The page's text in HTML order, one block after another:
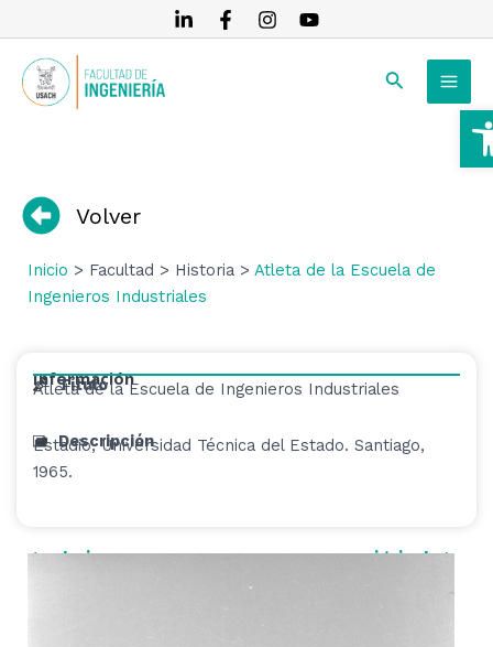
al
contenido
Buscar
Volver
Inicio > Facultad > Historia > Atleta de la Escuela de
Ingenieros Industriales
Información
Título
Atleta de la Escuela de Ingenieros Industriales
Descripción
Estadio, Universidad Técnica del Estado. Santiago,
1965.
< anterior siguiente >